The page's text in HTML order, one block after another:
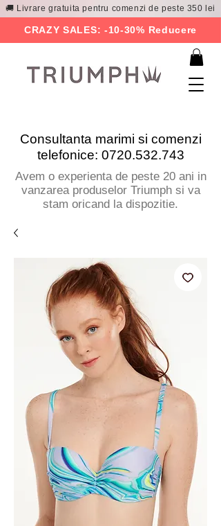
🚚 Livrare gratuita pentru comenzi de peste 350 lei
CRAZY SALES: -10-30% Reducere
Consultanta marimi si comenzi
telefonice: 0720.532.743
Avem o experienta de peste 20 ani in
vanzarea produselor Triumph si va
stam oricand la dispozitie.